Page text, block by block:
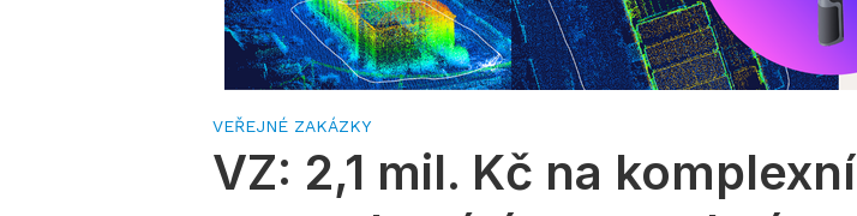
VEŘEJNÉ ZAKÁZKY
VZ: 2,1 mil. Kč na komplexní